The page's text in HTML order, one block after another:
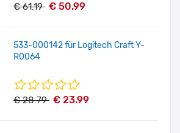
€ 61.19 € 50.99
533-000142 für Logitech Craft Y-
R0064
€ 28.79 € 23.99